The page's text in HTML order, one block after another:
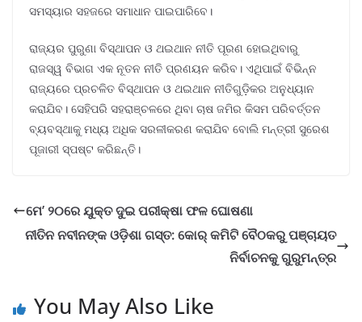
ସମସ୍ୟାର ସହଜରେ ସମାଧାନ ପାଇପାରିବେ।
ରାଜ୍ୟର ପୁରୁଣା ବିସ୍ଥାପନ ଓ ଥଇଥାନ ନୀତି ପୂରଣ ହୋଇଥିବାରୁ
ରାଜସ୍ୱ ବିଭାଗ ଏକ ନୂତନ ନୀତି ପ୍ରଣୟନ କରିବ। ଏଥିପାଇଁ ବିଭିନ୍ନ
ରାଜ୍ୟରେ ପ୍ରଚଳିତ ବିସ୍ଥାପନ ଓ ଥଇଥାନ ନୀତିଗୁଡ଼ିକର ଅନୁଧ୍ୟାନ
କରାଯିବ। ସେହିପରି ସହରାଞ୍ଚଳରେ ଥିବା ଚାଷ ଜମିର କିସମ ପରିବର୍ତ୍ତନ
ବ୍ୟବସ୍ଥାକୁ ମଧ୍ୟ ଅଧିକ ସରଳୀକରଣ କରାଯିବ ବୋଲି ମନ୍ତ୍ରୀ ସୁରେଶ
ପୂଜାରୀ ସ୍ପଷ୍ଟ କରିଛନ୍ତି।
ମେ’ ୨୦ରେ ଯୁକ୍ତ ଦୁଇ ପରୀକ୍ଷା ଫଳ ଘୋଷଣା
ନୀତିନ ନବୀନଙ୍କ ଓଡ଼ିଶା ଗସ୍ତ: କୋର୍ କମିଟି ବୈଠକରୁ ପଞ୍ଚାୟତ
ନିର୍ବାଚନକୁ ଗୁରୁମନ୍ତ୍ର
You May Also Like